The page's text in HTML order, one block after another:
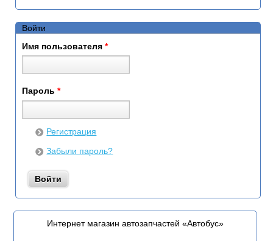
Войти
Имя пользователя *
Пароль *
Регистрация
Забыли пароль?
Интернет магазин автозапчастей «Автобус»